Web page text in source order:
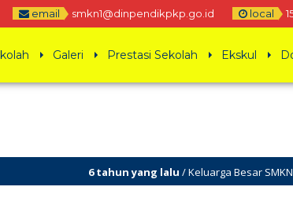
email smkn1@dinpendikpkp.go.id local 15
Galeri Prestasi Sekolah Ekskul
6 tahun yang lalu/ Keluarga Besar SMKN 1